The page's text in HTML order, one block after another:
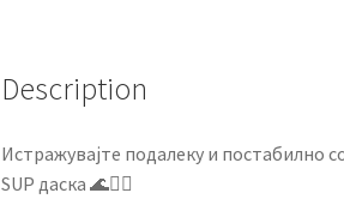
Description
Истражувајте подалеку и постабилно
SUP даска 🌊🏄‍♂️